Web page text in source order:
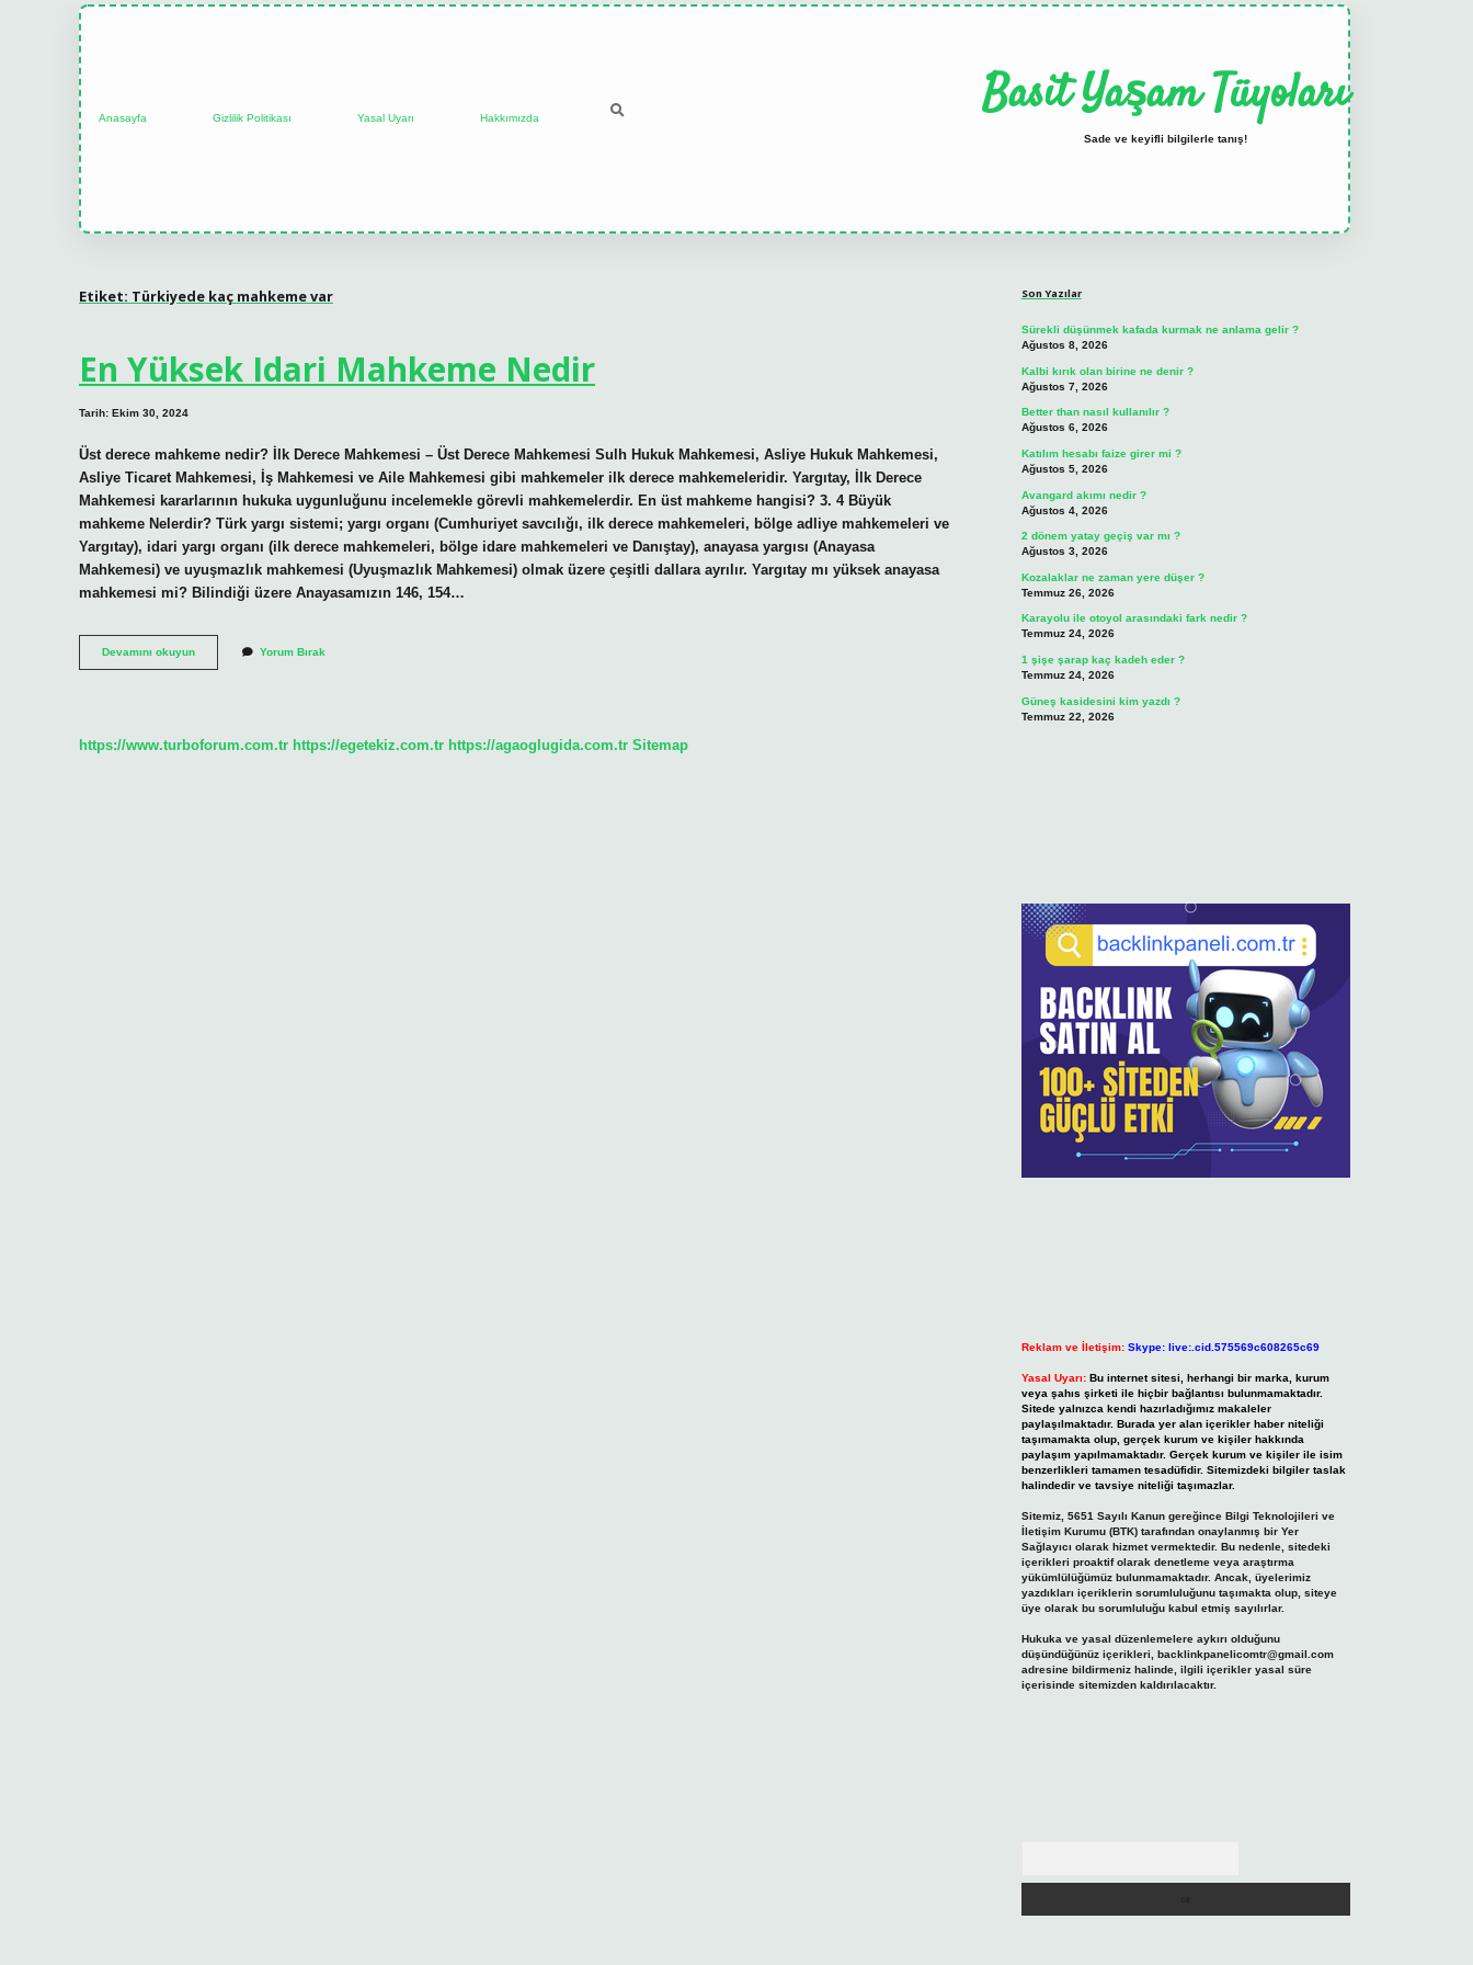
Anasayfa Gizlilik Politikası Yasal Uyarı Hakkımızda Basit Yaşam Tüyoları
Sade ve keyifli bilgilerle tanış!
Etiket: Türkiyede kaç mahkeme var
En Yüksek Idari Mahkeme Nedir
Tarih: Ekim 30, 2024
Üst derece mahkeme nedir? İlk Derece Mahkemesi – Üst Derece Mahkemesi Sulh Hukuk Mahkemesi, Asliye Hukuk Mahkemesi,
Asliye Ticaret Mahkemesi, İş Mahkemesi ve Aile Mahkemesi gibi mahkemeler ilk derece mahkemeleridir. Yargıtay, İlk Derece
Mahkemesi kararlarının hukuka uygunluğunu incelemekle görevli mahkemelerdir. En üst mahkeme hangisi? 3. 4 Büyük
mahkeme Nelerdir? Türk yargı sistemi; yargı organı (Cumhuriyet savcılığı, ilk derece mahkemeleri, bölge adliye mahkemeleri ve
Yargıtay), idari yargı organı (ilk derece mahkemeleri, bölge idare mahkemeleri ve Danıştay), anayasa yargısı (Anayasa
Mahkemesi) ve uyuşmazlık mahkemesi (Uyuşmazlık Mahkemesi) olmak üzere çeşitli dallara ayrılır. Yargıtay mı yüksek anayasa
mahkemesi mi? Bilindiği üzere Anayasamızın 146, 154…
Devamını okuyunEn
Yüksek
Yorum Bırak
https://www.turboforum.com.tr https://egetekiz.com.tr https://agaoglugida.com.tr Sitemap
Son Yazılar
Sürekli düşünmek kafada kurmak ne anlama gelir ?
Ağustos 8, 2026
Kalbi kırık olan birine ne denir ?
Ağustos 7, 2026
Better than nasıl kullanılır ?
Ağustos 6, 2026
Katılım hesabı faize girer mi ?
Ağustos 5, 2026
Avangard akımı nedir ?
Ağustos 4, 2026
2 dönem yatay geçiş var mı ?
Ağustos 3, 2026
Kozalaklar ne zaman yere düşer ?
Temmuz 26, 2026
Karayolu ile otoyol arasındaki fark nedir ?
Temmuz 24, 2026
1 şişe şarap kaç kadeh eder ?
Temmuz 24, 2026
Güneş kasidesini kim yazdı ?
Temmuz 22, 2026
Reklam ve İletişim: Skype: live:.cid.575569c608265c69
Yasal Uyarı: Bu internet sitesi, herhangi bir marka, kurum
veya şahıs şirketi ile hiçbir bağlantısı bulunmamaktadır.
Sitede yalnızca kendi hazırladığımız makaleler
paylaşılmaktadır. Burada yer alan içerikler haber niteliği
taşımamakta olup, gerçek kurum ve kişiler hakkında
paylaşım yapılmamaktadır. Gerçek kurum ve kişiler ile isim
benzerlikleri tamamen tesadüfidir. Sitemizdeki bilgiler taslak
halindedir ve tavsiye niteliği taşımazlar.
Sitemiz, 5651 Sayılı Kanun gereğince Bilgi Teknolojileri ve
İletişim Kurumu (BTK) tarafından onaylanmış bir Yer
Sağlayıcı olarak hizmet vermektedir. Bu nedenle, sitedeki
içerikleri proaktif olarak denetleme veya araştırma
yükümlülüğümüz bulunmamaktadır. Ancak, üyelerimiz
yazdıkları içeriklerin sorumluluğunu taşımakta olup, siteye
üye olarak bu sorumluluğu kabul etmiş sayılırlar.
Hukuka ve yasal düzenlemelere aykırı olduğunu
düşündüğünüz içerikleri, backlinkpanelicomtr@gmail.com
adresine bildirmeniz halinde, ilgili içerikler yasal süre
içerisinde sitemizden kaldırılacaktır.